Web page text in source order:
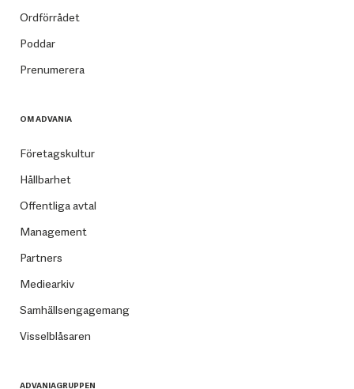
Ordförrådet
Poddar
Prenumerera
OM ADVANIA
Företagskultur
Hållbarhet
Offentliga avtal
Management
Partners
Mediearkiv
Samhällsengagemang
Visselblåsaren
ADVANIAGRUPPEN